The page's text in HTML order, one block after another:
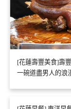
[花蓮壽豐美食]壽
一碗道盡男人的浪